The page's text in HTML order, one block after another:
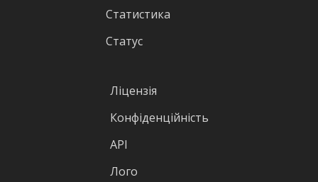
Статистика
Статус
Ліцензія
Конфіденційність
API
Лого